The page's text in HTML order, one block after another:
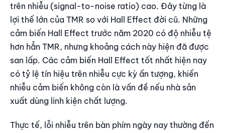
trên nhiễu (signal-to-noise ratio) cao. Đây từng là
lợi thế lớn của TMR so với Hall Effect đời cũ. Những
cảm biến Hall Effect trước năm 2020 có độ nhiễu tệ
hơn hẳn TMR, nhưng khoảng cách này hiện đã được
san lấp. Các cảm biến Hall Effect tốt nhất hiện nay
có tỷ lệ tín hiệu trên nhiễu cực kỳ ấn tượng, khiến
nhiễu cảm biến không còn là vấn đề nếu nhà sản
xuất dùng linh kiện chất lượng.
Thực tế, lỗi nhiễu trên bàn phím ngày nay thường đến